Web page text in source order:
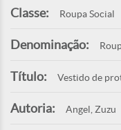
Classe: Roupa Social
Denominação:
Título: Vestido de
Autoria: Angel, Zuzu